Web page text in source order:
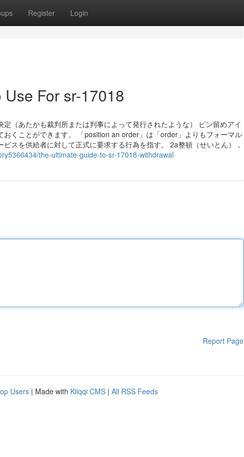
Register Login
For sr-17018
（あたかも裁判所または判事によって発行されたような） ピン留めアイ
くことができます。 「position an order」は「order」よりもフォーマル
スを供給者に対して正式に要求する行為を指す。 2a整頓（せいとん），
the-ultimate-guide-to-sr-17018-withdrawal
Report Page
Users | Made with Kliqqi CMS | All RSS Feeds